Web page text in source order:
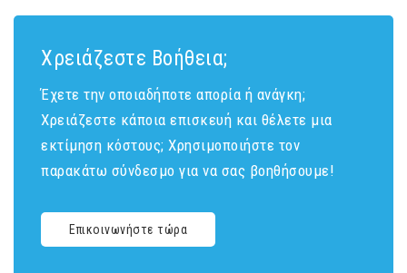
Χρειάζεστε Βοήθεια;
Έχετε την οποιαδήποτε απορία ή ανάγκη;
Χρειάζεστε κάποια επισκευή και θέλετε μια
εκτίμηση κόστους; Χρησιμοποιήστε τον
παρακάτω σύνδεσμο για να σας βοηθήσουμε!
Επικοινωνήστε τώρα